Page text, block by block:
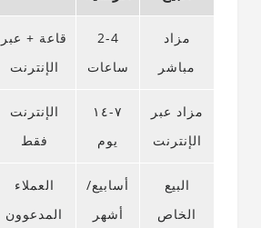
مزاد
مباشر
2-4
ساعات
قاعة + عبر
الإنترنت
مزاد عبر
الإنترنت
٧-١٤
يوم
الإنترنت
فقط
البيع
الخاص
أسابيع/
أشهر
العملاء
المدعوون